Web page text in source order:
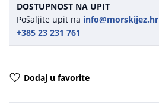
DOSTUPNOST NA UPIT
Pošaljite upit na info@morskijez.hr
+385 23 231 761
Dodaj u favorite